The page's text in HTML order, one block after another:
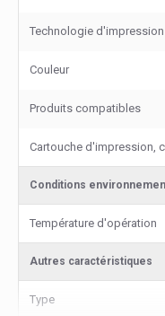
Technologie d'impression
Couleur
Produits compatibles
Cartouche d'impression,
Conditions
Température d'opération
Autres caractéristiques
Type